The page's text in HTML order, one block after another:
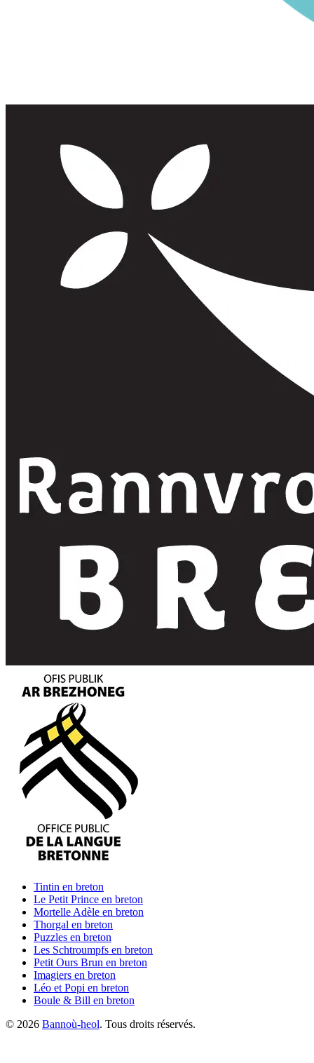
Tintin en breton
Le Petit Prince en breton
Mortelle Adèle en breton
Thorgal en breton
Puzzles en breton
Les Schtroumpfs en breton
Petit Ours Brun en breton
Imagiers en breton
Léo et Popi en breton
Boule & Bill en breton
© 2026 Bannoù-heol. Tous droits réservés.